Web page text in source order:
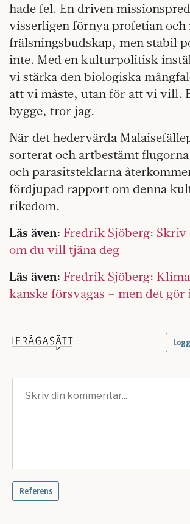
hade fel. En driven
visserligen förnya profetian
frälsningsbudskap, men stabil
inte. Med en kulturpolitisk
vi stärka den biologiska
att vi måste, utan för att vi vill.
bygge, tror jag.
När det hedervärda
sorterat och artbestämt
och parasitsteklarna
fördjupad rapport om denna
rikedom.
Läs även: Fredrik Sjöberg:
om du vill tjäna deg
Läs även: Fredrik Sjöberg:
kanske försvagas – men det gör